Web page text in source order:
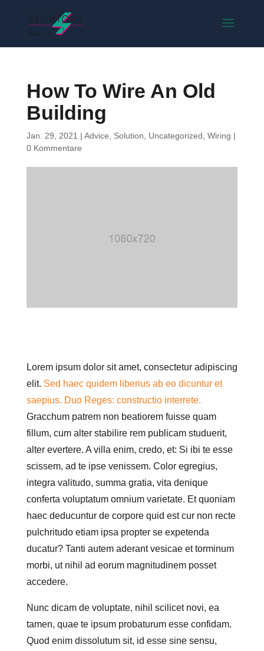
How To Wire An Old
Building
Jan. 29, 2021 | Advice Solution Uncategorized Wiring |
0 Kommentare
Lorem ipsum dolor sit amet, consectetur adipiscing
elit. Sed haec quidem liberius ab eo dicuntur et
saepius. Duo Reges: constructio interrete.
Gracchum patrem non beatiorem fuisse quam
fillum, cum alter stabilire rem publicam studuerit,
alter evertere. A villa enim, credo, et: Si ibi te esse
scissem, ad te ipse venissem. Color egregius,
integra valitudo, summa gratia, vita denique
conferta voluptatum omnium varietate. Et quoniam
haec deducuntur de corpore quid est cur non recte
pulchritudo etiam ipsa propter se expetenda
ducatur? Tanti autem aderant vesicae et torminum
morbi, ut nihil ad eorum magnitudinem posset
accedere.
Nunc dicam de voluptate, nihil scilicet novi, ea
tamen, quae te ipsum probaturum esse confidam.
Quod enim dissolutum sit, id esse sine sensu,